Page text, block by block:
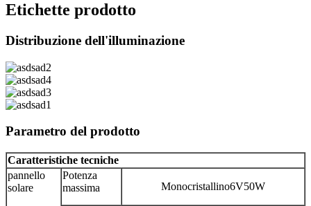
Etichette prodotto
Distribuzione dell'illuminazione
Parametro del prodotto
Caratteristiche tecniche
pannello
solare
Potenza
massima
Monocristallino6V50W